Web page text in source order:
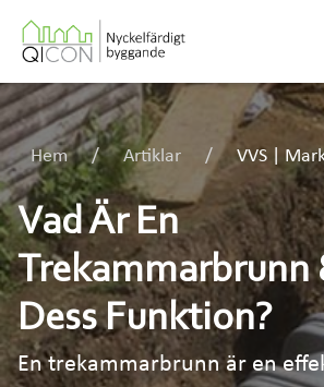
Hem Artiklar VVS |
Vad Är En
Trekammarbrunn
Dess Funktion?
En trekammarbrunn är en